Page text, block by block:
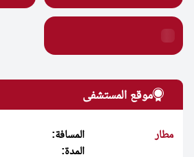
موقع المستشفى
مطار
المسافة:
المدة: